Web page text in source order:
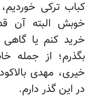
کباب ترکی
خوبش البته آن
خرید کنم یا
بگذرم؛ از جمله
خیری، مهدی
در این گذر دارم.